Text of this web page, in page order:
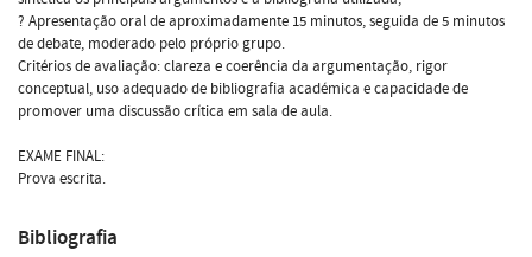
? Apresentação oral de aproximadamente 15 minutos, seguida de 5 minutos
de debate, moderado pelo próprio grupo.
Critérios de avaliação: clareza e coerência da argumentação, rigor
conceptual, uso adequado de bibliografia académica e capacidade de
promover uma discussão crítica em sala de aula.
EXAME FINAL:
Prova escrita.
Bibliografia